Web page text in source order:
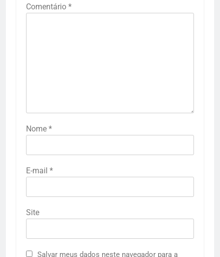
Comentário *
Nome *
E-mail *
Site
Salvar meus dados neste navegador para a